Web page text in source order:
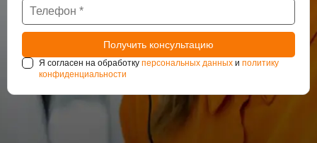
Я согласен на обработку персональных данных и политику
конфиденциальности